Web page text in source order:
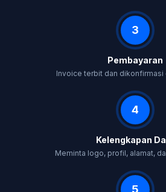
3
Pembayaran
Invoice terbit dan dikonfirmasi
4
Kelengkapan
Meminta logo, profil, alamat,
5